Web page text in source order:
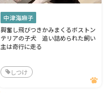
中津海麻子
興奮し飛びつきかみまくるボストン
テリアの子犬 追い詰められた飼い
主は奇行に走る
しつけ